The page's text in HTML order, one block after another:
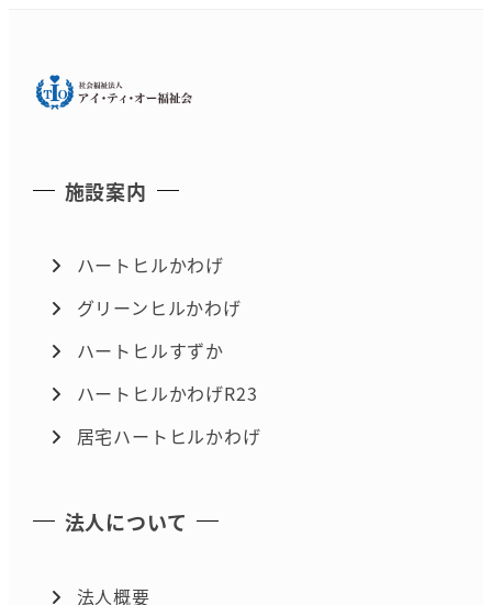
施設案内
ハートヒルかわげ
グリーンヒルかわげ
ハートヒルすずか
ハートヒルかわげR23
居宅ハートヒルかわげ
法人について
法人概要